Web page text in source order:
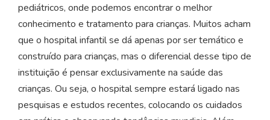
pediátricos, onde podemos encontrar o melhor
conhecimento e tratamento para crianças. Muitos acham
que o hospital infantil se dá apenas por ser temático e
construído para crianças, mas o diferencial desse tipo de
instituição é pensar exclusivamente na saúde das
crianças. Ou seja, o hospital sempre estará ligado nas
pesquisas e estudos recentes, colocando os cuidados